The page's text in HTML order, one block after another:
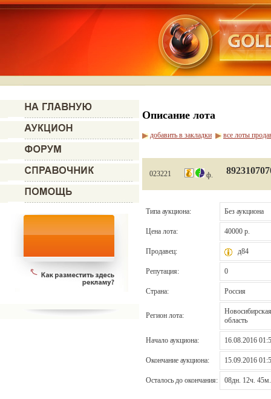
Описание лота
добавить в закладки все лоты
023221 ф.
Типа аукциона: Без аукциона
Цена лота: 40000 р.
Продавец: д84
Репутация: 0
Страна: Россия
Регион лота:
Новосибирская
область
Начало аукциона: 16.08.2016
Окончание аукциона: 15.09.2016
Осталось до окончания: 08дн. 12ч. 45м.